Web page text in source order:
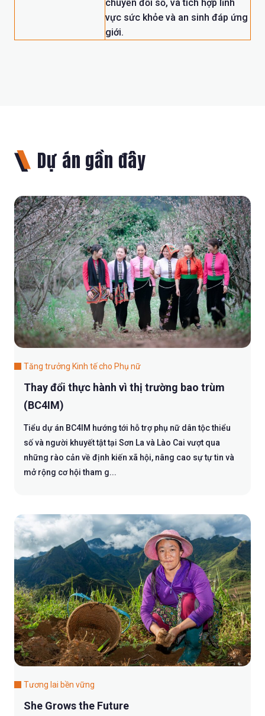
chuyển đổi số, và tích hợp lĩnh
vực sức khỏe và an sinh đáp ứng
giới.
Dự án gần đây
Tăng trưởng Kinh tế cho Phụ nữ
Thay đổi thực hành vì thị trường bao trùm
(BC4IM)
Tiểu dự án BC4IM hướng tới hỗ trợ phụ nữ dân tộc thiểu
số và người khuyết tật tại Sơn La và Lào Cai vượt qua
những rào cản về định kiến xã hội, nâng cao sự tự tin và
mở rộng cơ hội tham g...
Tương lai bền vững
She Grows the Future